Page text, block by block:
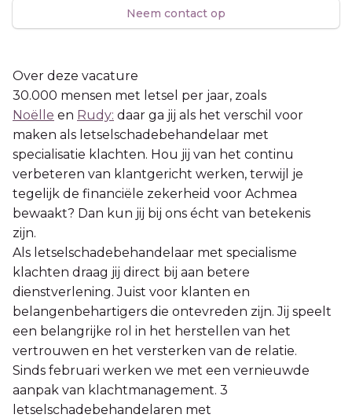
Neem contact op
Over deze vacature
30.000 mensen met letsel per jaar, zoals
Noëlle en Rudy: daar ga jij als het verschil voor
maken als letselschadebehandelaar met
specialisatie klachten. Hou jij van het continu
verbeteren van klantgericht werken, terwijl je
tegelijk de financiële zekerheid voor Achmea
bewaakt? Dan kun jij bij ons écht van betekenis
zijn.
Als letselschadebehandelaar met specialisme
klachten draag jij direct bij aan betere
dienstverlening. Juist voor klanten en
belangenbehartigers die ontevreden zijn. Jij speelt
een belangrijke rol in het herstellen van het
vertrouwen en het versterken van de relatie.
Sinds februari werken we met een vernieuwde
aanpak van klachtmanagement. 3
letselschadebehandelaren met